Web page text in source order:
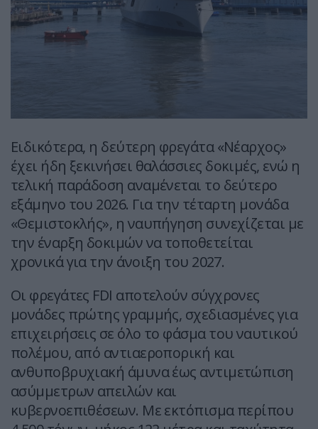
Ειδικότερα, η δεύτερη φρεγάτα «Νέαρχος»
έχει ήδη ξεκινήσει θαλάσσιες δοκιμές, ενώ η
τελική παράδοση αναμένεται το δεύτερο
εξάμηνο του 2026. Για την τέταρτη μονάδα
«Θεμιστοκλής», η ναυπήγηση συνεχίζεται με
την έναρξη δοκιμών να τοποθετείται
χρονικά για την άνοιξη του 2027.
Οι φρεγάτες FDI αποτελούν σύγχρονες
μονάδες πρώτης γραμμής, σχεδιασμένες για
επιχειρήσεις σε όλο το φάσμα του ναυτικού
πολέμου, από αντιαεροπορική και
ανθυποβρυχιακή άμυνα έως αντιμετώπιση
ασύμμετρων απειλών και
κυβερνοεπιθέσεων. Με εκτόπισμα περίπου